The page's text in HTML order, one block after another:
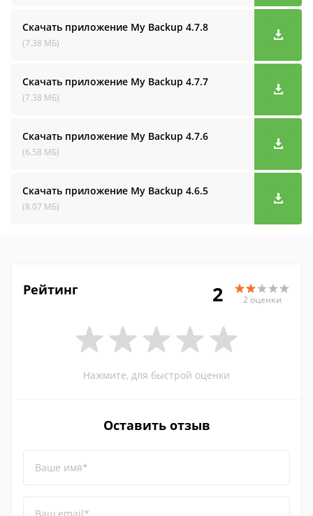
Скачать приложение My Backup 4.7.8
(7.38 МБ)
Скачать приложение My Backup 4.7.7
(7.38 МБ)
Скачать приложение My Backup 4.7.6
(6.58 МБ)
Скачать приложение My Backup 4.6.5
(8.07 МБ)
Рейтинг 2 2 оценки
Нажмите, для быстрой оценки
Оставить отзыв
Ваше имя*